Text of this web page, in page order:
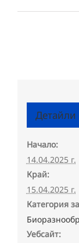
Детайли
Начало:
14.04.2025 г.
Край:
15.04.2025 г.
Категория
Уебсайт: